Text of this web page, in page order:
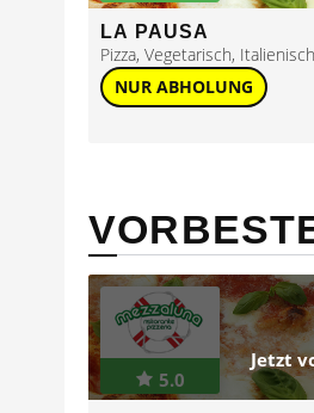
LA PAUSA
Pizza, Vegetarisch, Italienisch
NUR ABHOLUNG
Jetzt
5.0